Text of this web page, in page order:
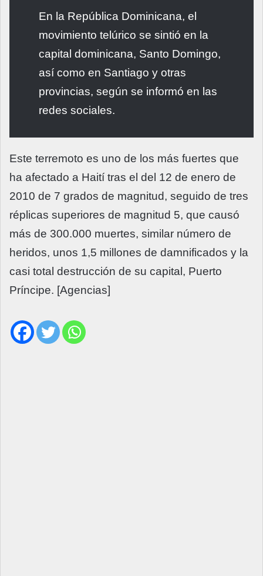
En la República Dominicana, el
movimiento telúrico se sintió en la
capital dominicana, Santo Domingo,
así como en Santiago y otras
provincias, según se informó en las
redes sociales.
Este terremoto es uno de los más fuertes que
ha afectado a Haití tras el del 12 de enero de
2010 de 7 grados de magnitud, seguido de tres
réplicas superiores de magnitud 5, que causó
más de 300.000 muertes, similar número de
heridos, unos 1,5 millones de damnificados y la
casi total destrucción de su capital, Puerto
Príncipe. [Agencias]